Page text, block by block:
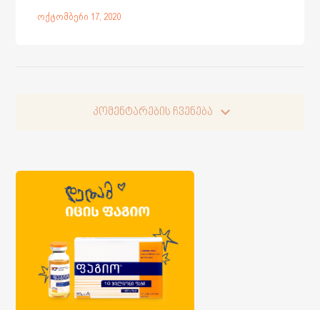
ოქტომბერი 17, 2020
კომენტარების ჩვენება